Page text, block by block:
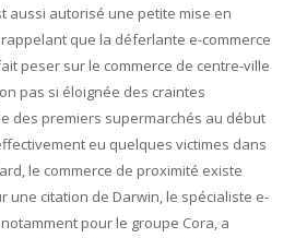
aussi autorisé une petite mise en
que la déferlante e-commerce
peser sur le commerce de centre-ville
pas si éloignée des craintes
des premiers supermarchés au début
eu quelques victimes dans
le commerce de proximité existe
une citation de Darwin, le spécialiste e-
pour le groupe Cora, a